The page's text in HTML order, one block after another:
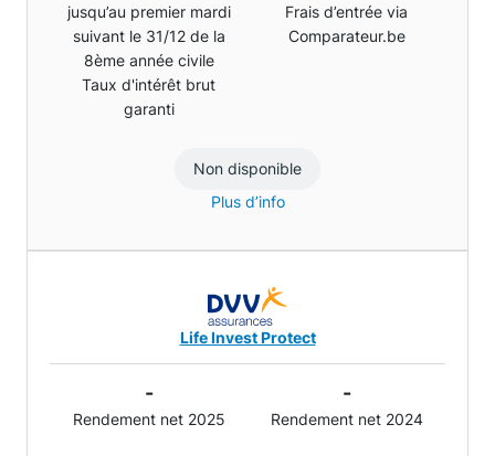
jusqu’au premier mardi
suivant le 31/12 de la
8ème année civile
Taux d'intérêt brut
garanti
Frais d’entrée via
Comparateur.be
Non disponible
Plus d’info
Life Invest Protect
-
Rendement net 2025
-
Rendement net 2024